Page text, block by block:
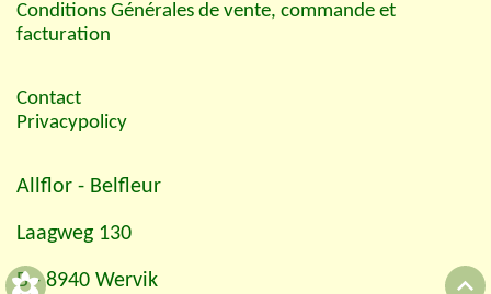
Conditions Générales de vente, commande et
facturation
Contact
Privacypolicy
Allflor - Belfleur
Laagweg 130
B - 8940 Wervik